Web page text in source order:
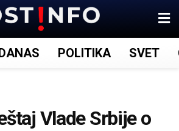
POLITIKA SVET
Vlade Srbije o